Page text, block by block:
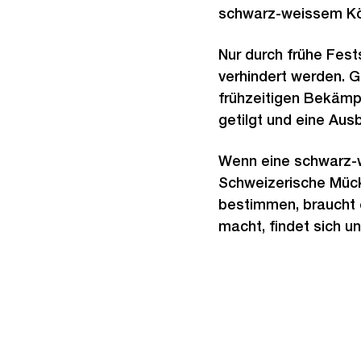
schwarz-weissem
Nur durch frühe
verhindert werden.
frühzeitigen
getilgt und eine
Wenn eine
Schweizerische
bestimmen, braucht
macht, findet sich